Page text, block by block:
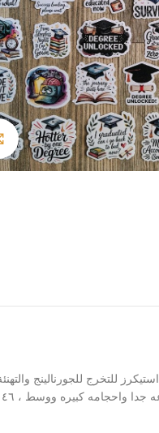
Click to enlarge
استيكرز للتخرج للجورنالينج